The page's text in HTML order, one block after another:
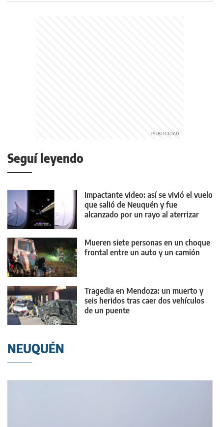
Seguí leyendo
Impactante video: así se vivió el vuelo
que salió de Neuquén y fue
alcanzado por un rayo al aterrizar
Mueren siete personas en un choque
frontal entre un auto y un camión
Tragedia en Mendoza: un muerto y
seis heridos tras caer dos vehículos
de un puente
NEUQUÉN